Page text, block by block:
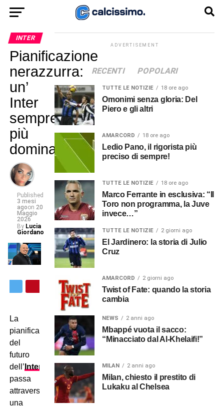
INTER
Pianificazione
nerazzurra:
un’
Inter
sempre
più
dominante
Published
3 mesi
agoon 20
Maggio
2026
By Lucia
Giordano
La
pianificazione
del
futuro
dell’ Inter
passa
attraverso
una
ADVERTISEMENT
RECENTI POPOLARI
TUTTE LE NOTIZIE 18 ore ago
Omonimi senza gloria: Del
Piero e gli altri
AMARCORD 18 ore ago
Ledio Pano, il rigorista più
preciso di sempre!
TUTTE LE NOTIZIE 18 ore ago
Marco Ferrante in esclusiva: “Il
Toro non programma, la Juve
invece…”
TUTTE LE NOTIZIE 2 giorni ago
El Jardinero: la storia di Julio
Cruz
AMARCORD 2 giorni ago
Twist of Fate: quando la storia
cambia
NEWS 2 anni ago
Mbappé vuota il sacco:
“Minacciato dal Al-Khelaifi!”
MILAN 2 anni ago
Milan, chiesto il prestito di
Lukaku al Chelsea